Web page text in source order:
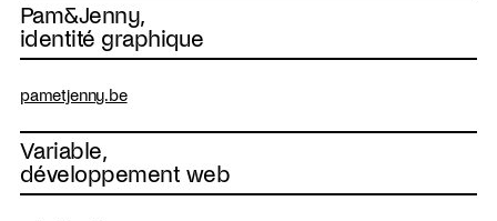
Pam&Jenny,
identité graphique
pametjenny.be
Variable,
développement web